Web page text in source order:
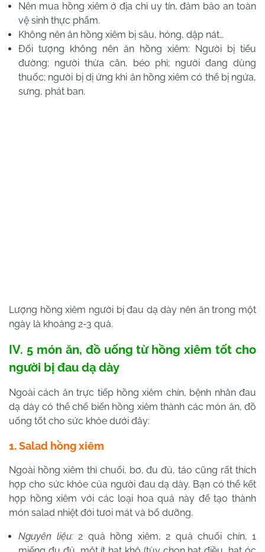
Nên mua hồng xiêm ở địa chỉ uy tín, đảm bảo an toàn
vệ sinh thực phẩm.
Không nên ăn hồng xiêm bị sâu, hỏng, dập nát…
Đối tượng không nên ăn hồng xiêm: Người bị tiểu
đường; người thừa cân, béo phì; người đang dùng
thuốc; người bị dị ứng khi ăn hồng xiêm có thể bị ngứa,
sưng, phát ban.
Lượng hồng xiêm người bị đau dạ dày nên ăn trong một
ngày là khoảng 2-3 quả.
IV. 5 món ăn, đồ uống từ hồng xiêm tốt cho
người bị đau dạ dày
Ngoài cách ăn trực tiếp hồng xiêm chín, bệnh nhân đau
dạ dày có thể chế biến hồng xiêm thành các món ăn, đồ
uống tốt cho sức khỏe dưới đây:
1. Salad hồng xiêm
Ngoài hồng xiêm thì chuối, bơ, đu đủ, táo cũng rất thích
hợp cho sức khỏe của người đau dạ dày. Bạn có thể kết
hợp hồng xiêm với các loại hoa quả này để tạo thành
món salad nhiệt đới tươi mát và bổ dưỡng.
Nguyên liệu:2 quả hồng xiêm, 2 quả chuối chín, 1